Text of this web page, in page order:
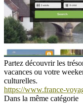
Partez découvrir les
vacances ou votre
culturelles.
https://www.france-
Dans la même catégorie